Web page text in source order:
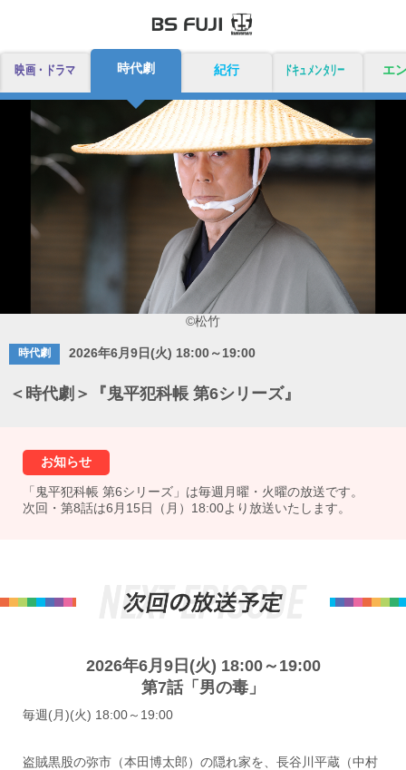
映画・ドラマ 時代劇 紀行 ドキュメンタリー エ
©松竹
時代劇 2026年6月9日(火) 18:00～19:00
＜時代劇＞『鬼平犯科帳 第6シリーズ』
お知らせ
「鬼平犯科帳 第6シリーズ」は毎週月曜・火曜の放送です。
次回・第8話は6月15日（月）18:00より放送いたします。
2026年6月9日(火) 18:00～19:00
第7話「男の毒」
毎週(月)(火) 18:00～19:00
盗賊黒股の弥市（本田博太郎）の隠れ家を、長谷川平蔵（中村